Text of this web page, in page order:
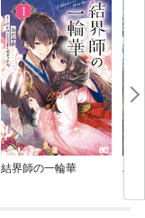
結界師の一輪華
バ
今